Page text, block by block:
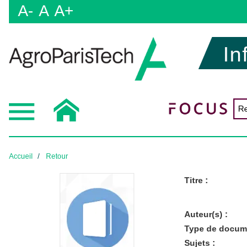
A- A A+
Accueil Retour
Titre :
Auteur(s) :
Type de
Sujets :